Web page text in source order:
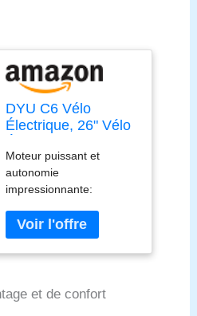
DYU C6 Vélo
Électrique, 26" Vélo
Adultes, 36V 12,5Ah
Batterie Amovible,
65 km Autonomie, 7
Vitesses, 250W
Moteur, E-Bike avec
Panier, Frein à
Double Disque,
Moteur puissant et
autonomie
impressionnante:
avec un moteur de 250W
et une batterie de 36V
12,5AH, offrant jusqu'à
Parfaite pour les trajets
et de confort